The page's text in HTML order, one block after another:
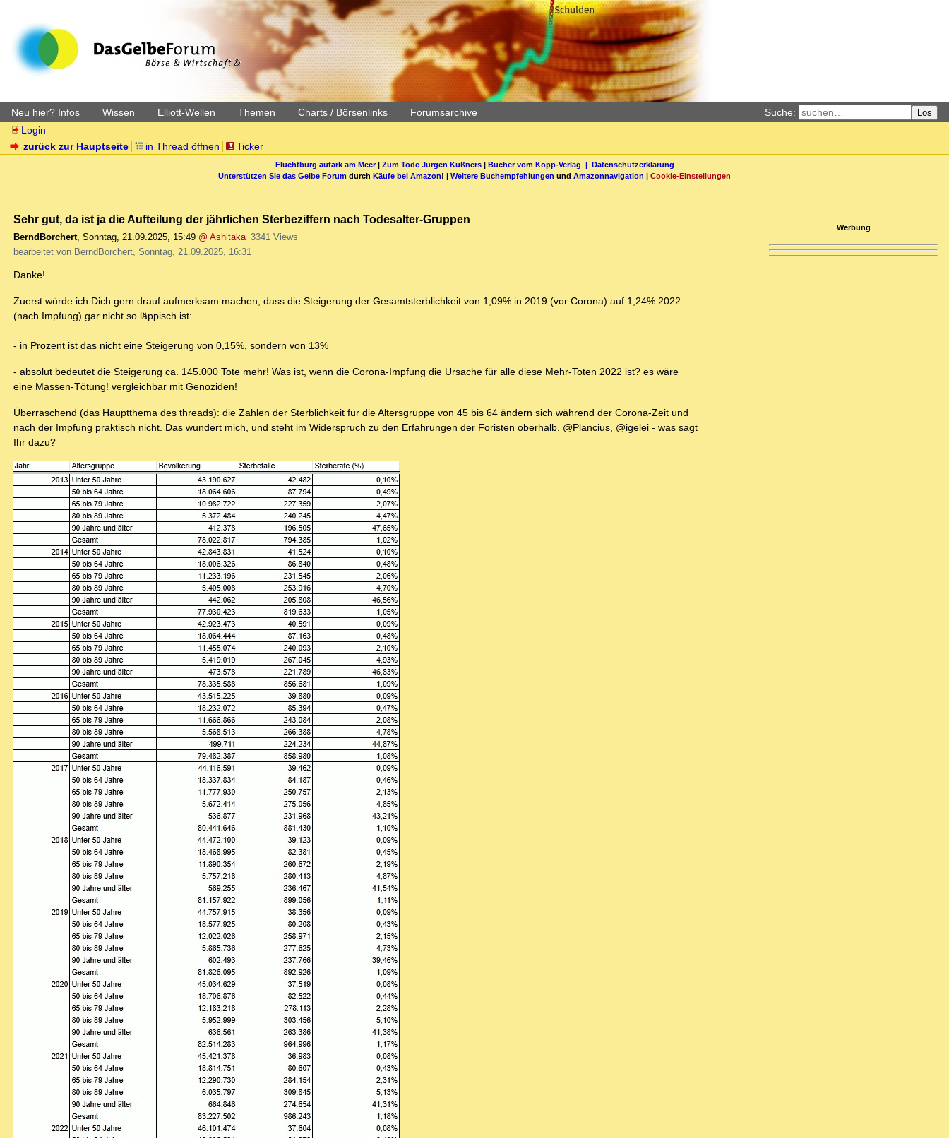
Neu hier? Infos Wissen Elliott-Wellen Themen Charts / Börsenlinks Forumsarchive Suche: Los
Login
zurück zur Hauptseite
in Thread öffnen Ticker
Fluchtburg autark am Meer| Zum Tode Jürgen Küßners| Bücher vom Kopp-Verlag | Datenschutzerklärung
Unterstützen Sie das Gelbe Forum durch Käufe bei Amazon! | Weitere Buchempfehlungen und Amazonnavigation | Cookie-Einstellungen
Sehr gut, da ist ja die Aufteilung der jährlichen Sterbeziffern nach Todesalter-Gruppen
BerndBorchert, Sonntag, 21.09.2025, 15:49 @ Ashitaka 3341 Views
bearbeitet von BerndBorchert, Sonntag, 21.09.2025, 16:31
Danke!
Zuerst würde ich Dich gern drauf aufmerksam machen, dass die Steigerung der Gesamtsterblichkeit von 1,09% in 2019 (vor Corona) auf 1,24% 2022
(nach Impfung) gar nicht so läppisch ist:
- in Prozent ist das nicht eine Steigerung von 0,15%, sondern von 13%
- absolut bedeutet die Steigerung ca. 145.000 Tote mehr! Was ist, wenn die Corona-Impfung die Ursache für alle diese Mehr-Toten 2022 ist? es wäre
eine Massen-Tötung! vergleichbar mit Genoziden!
Überraschend (das Hauptthema des threads): die Zahlen der Sterblichkeit für die Altersgruppe von 45 bis 64 ändern sich während der Corona-Zeit und
nach der Impfung praktisch nicht. Das wundert mich, und steht im Widerspruch zu den Erfahrungen der Foristen oberhalb. @Plancius, @igelei - was sagt
Ihr dazu?
Werbung